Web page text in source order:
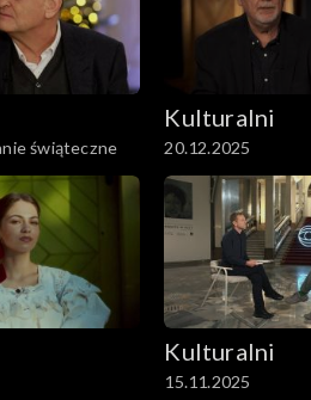
świąteczne
Kulturalni
20.12.2025
Kulturalni
15.11.2025